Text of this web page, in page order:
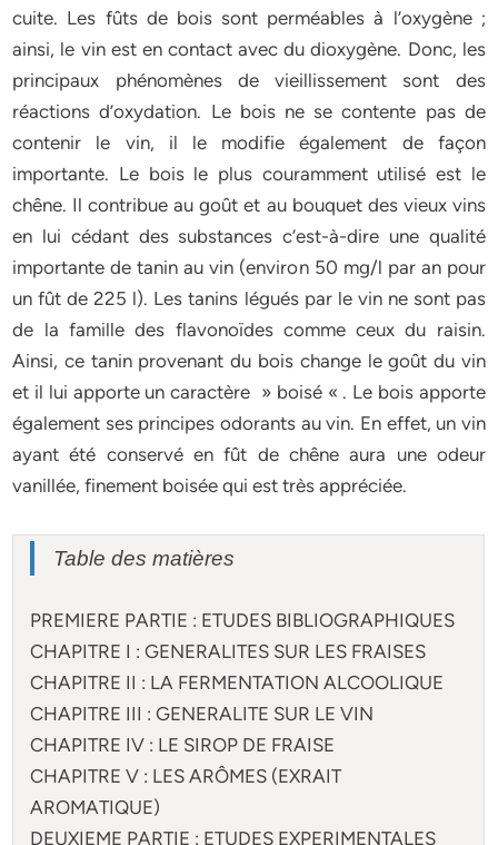
cuite. Les fûts de bois sont perméables à l’oxygène ;
ainsi, le vin est en contact avec du dioxygène. Donc, les
principaux phénomènes de vieillissement sont des
réactions d’oxydation. Le bois ne se contente pas de
contenir le vin, il le modifie également de façon
importante. Le bois le plus couramment utilisé est le
chêne. Il contribue au goût et au bouquet des vieux vins
en lui cédant des substances c’est-à-dire une qualité
importante de tanin au vin (environ 50 mg/l par an pour
un fût de 225 l). Les tanins légués par le vin ne sont pas
de la famille des flavonoïdes comme ceux du raisin.
Ainsi, ce tanin provenant du bois change le goût du vin
et il lui apporte un caractère » boisé « . Le bois apporte
également ses principes odorants au vin. En effet, un vin
ayant été conservé en fût de chêne aura une odeur
vanillée, finement boisée qui est très appréciée.
Table des matières
PREMIERE PARTIE : ETUDES BIBLIOGRAPHIQUES
CHAPITRE I : GENERALITES SUR LES FRAISES
CHAPITRE II : LA FERMENTATION ALCOOLIQUE
CHAPITRE III : GENERALITE SUR LE VIN
CHAPITRE IV : LE SIROP DE FRAISE
CHAPITRE V : LES ARÔMES (EXRAIT
AROMATIQUE)
DEUXIEME PARTIE : ETUDES EXPERIMENTALES